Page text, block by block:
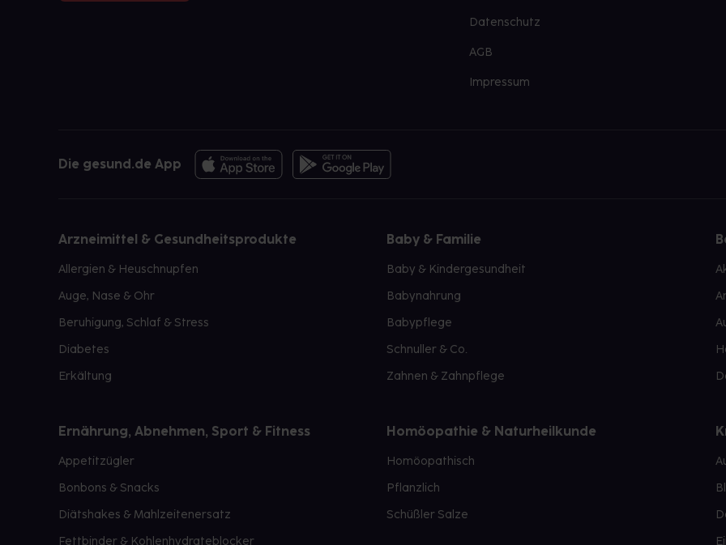
Datenschutz
AGB
Impressum
Die gesund.de App
Arzneimittel & Gesundheitsprodukte
Allergien & Heuschnupfen
Auge, Nase & Ohr
Beruhigung, Schlaf & Stress
Diabetes
Erkältung
Baby & Familie
Baby & Kindergesundheit
Babynahrung
Babypflege
Schnuller & Co.
Zahnen & Zahnpflege
Ernährung, Abnehmen, Sport & Fitness
Appetitzügler
Bonbons & Snacks
Diätshakes & Mahlzeitenersatz
Fettbinder & Kohlenhydrateblocker
Homöopathie & Naturheilkunde
Homöopathisch
Pflanzlich
Schüßler Salze